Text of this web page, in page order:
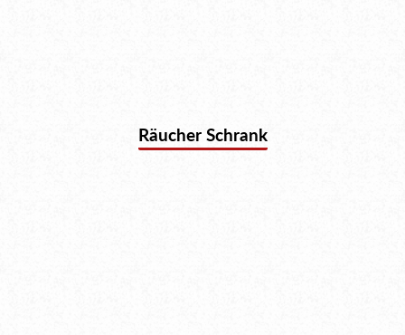
Räucher Schrank